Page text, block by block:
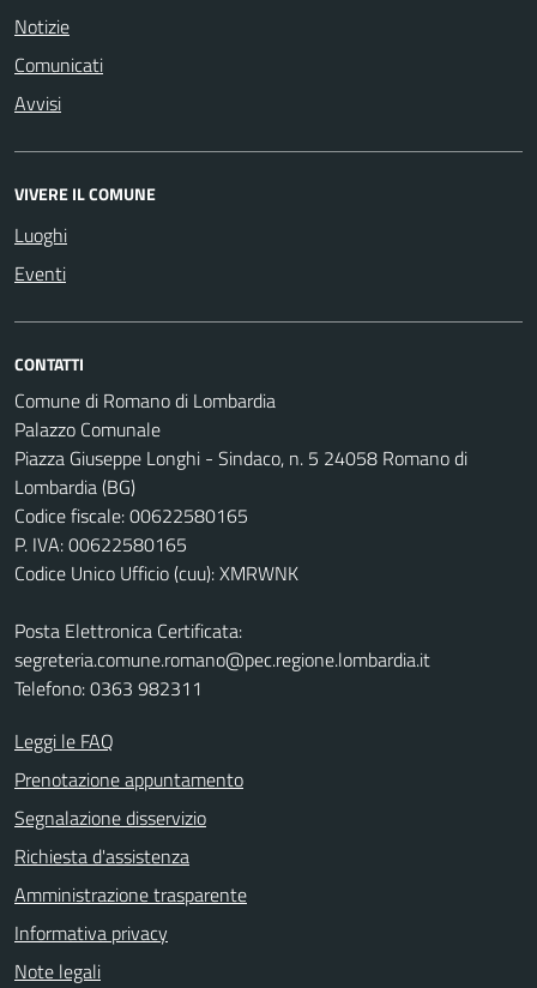
Notizie
Comunicati
Avvisi
VIVERE IL COMUNE
Luoghi
Eventi
CONTATTI
Comune di Romano di Lombardia
Palazzo Comunale
Piazza Giuseppe Longhi - Sindaco, n. 5 24058 Romano di
Lombardia (BG)
Codice fiscale: 00622580165
P. IVA: 00622580165
Codice Unico Ufficio (cuu): XMRWNK
Posta Elettronica Certificata:
segreteria.comune.romano@pec.regione.lombardia.it
Telefono: 0363 982311
Leggi le FAQ
Prenotazione appuntamento
Segnalazione disservizio
Richiesta d'assistenza
Amministrazione trasparente
Informativa privacy
Note legali